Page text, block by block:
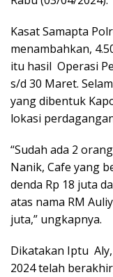
Kasat Samapta
menambahkan,
itu hasil Operasi
s/d 30 Maret.
yang dibentuk
lokasi
“Sudah ada 2
Nanik, Cafe yang
denda Rp 18 juta
atas nama RM
juta,” ungkapnya.
Dikatakan Iptu
2024 telah